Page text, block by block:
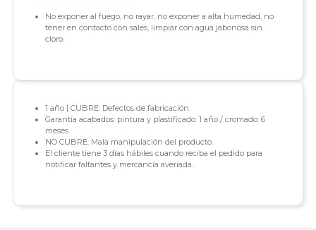
No exponer al fuego, no rayar, no exponer a alta humedad, no
tener en contacto con sales, limpiar con agua jabonosa sin
cloro.
1 año | CUBRE: Defectos de fabricación.
Garantía acabados: pintura y plastificado: 1 año / cromado: 6
meses
NO CUBRE: Mala manipulación del producto.
El cliente tiene 3 días hábiles cuando reciba el pedido para
notificar faltantes y mercancía averiada.